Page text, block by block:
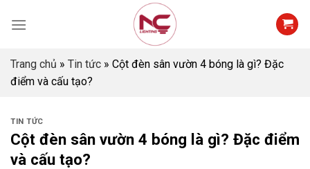
Trang chủ » Tin tức » Cột đèn sân vườn 4 bóng là gì? Đặc
điểm và cấu tạo?
TIN TỨC
Cột đèn sân vườn 4 bóng là gì? Đặc điểm
và cấu tạo?